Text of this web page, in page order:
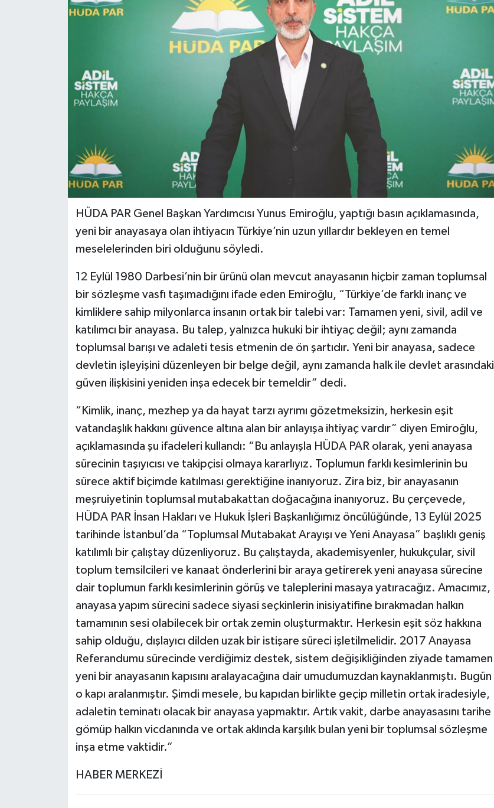
HÜDA PAR Genel Başkan Yardımcısı Yunus Emiroğlu, yaptığı basın açıklamasında,
yeni bir anayasaya olan ihtiyacın Türkiye’nin uzun yıllardır bekleyen en temel
meselelerinden biri olduğunu söyledi.
12 Eylül 1980 Darbesi’nin bir ürünü olan mevcut anayasanın hiçbir zaman toplumsal
bir sözleşme vasfı taşımadığını ifade eden Emiroğlu, “Türkiye’de farklı inanç ve
kimliklere sahip milyonlarca insanın ortak bir talebi var: Tamamen yeni, sivil, adil ve
katılımcı bir anayasa. Bu talep, yalnızca hukuki bir ihtiyaç değil; aynı zamanda
toplumsal barışı ve adaleti tesis etmenin de ön şartıdır. Yeni bir anayasa, sadece
devletin işleyişini düzenleyen bir belge değil, aynı zamanda halk ile devlet arasındaki
güven ilişkisini yeniden inşa edecek bir temeldir” dedi.
“Kimlik, inanç, mezhep ya da hayat tarzı ayrımı gözetmeksizin, herkesin eşit
vatandaşlık hakkını güvence altına alan bir anlayışa ihtiyaç vardır” diyen Emiroğlu,
açıklamasında şu ifadeleri kullandı: “Bu anlayışla HÜDA PAR olarak, yeni anayasa
sürecinin taşıyıcısı ve takipçisi olmaya kararlıyız. Toplumun farklı kesimlerinin bu
sürece aktif biçimde katılması gerektiğine inanıyoruz. Zira biz, bir anayasanın
meşruiyetinin toplumsal mutabakattan doğacağına inanıyoruz. Bu çerçevede,
HÜDA PAR İnsan Hakları ve Hukuk İşleri Başkanlığımız öncülüğünde, 13 Eylül 2025
tarihinde İstanbul’da “Toplumsal Mutabakat Arayışı ve Yeni Anayasa” başlıklı geniş
katılımlı bir çalıştay düzenliyoruz. Bu çalıştayda, akademisyenler, hukukçular, sivil
toplum temsilcileri ve kanaat önderlerini bir araya getirerek yeni anayasa sürecine
dair toplumun farklı kesimlerinin görüş ve taleplerini masaya yatıracağız. Amacımız,
anayasa yapım sürecini sadece siyasi seçkinlerin inisiyatifine bırakmadan halkın
tamamının sesi olabilecek bir ortak zemin oluşturmaktır. Herkesin eşit söz hakkına
sahip olduğu, dışlayıcı dilden uzak bir istişare süreci işletilmelidir. 2017 Anayasa
Referandumu sürecinde verdiğimiz destek, sistem değişikliğinden ziyade tamamen
yeni bir anayasanın kapısını aralayacağına dair umudumuzdan kaynaklanmıştı. Bugün
o kapı aralanmıştır. Şimdi mesele, bu kapıdan birlikte geçip milletin ortak iradesiyle,
adaletin teminatı olacak bir anayasa yapmaktır. Artık vakit, darbe anayasasını tarihe
gömüp halkın vicdanında ve ortak aklında karşılık bulan yeni bir toplumsal sözleşme
inşa etme vaktidir.”
HABER MERKEZİ
RESMİ İLANLAR
SOLHAN
YAYLADERE